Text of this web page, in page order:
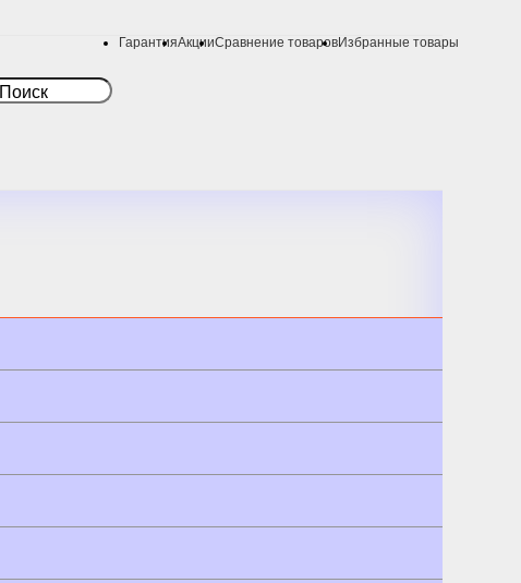
ГарантияАкцииСравнение товаровИзбранные товары